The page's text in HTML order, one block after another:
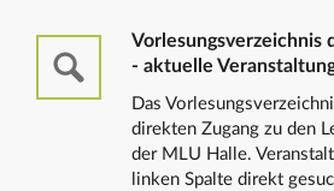
Vorlesungsverzeichnis
- aktuelle
Das
direkten Zugang zu den
der MLU Halle.
linken Spalte direkt